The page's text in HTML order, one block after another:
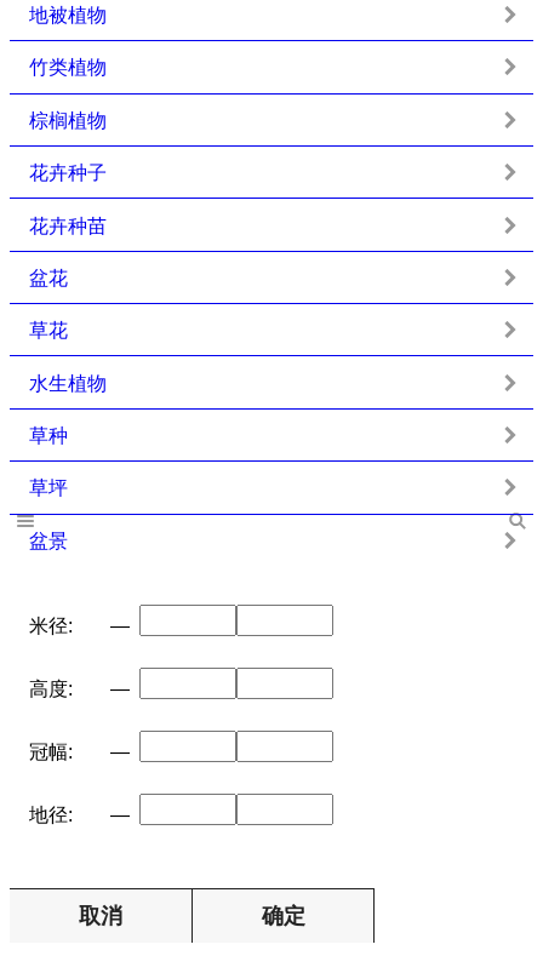
地被植物
竹类植物
棕榈植物
花卉种子
花卉种苗
盆花
草花
水生植物
草种
草坪
盆景
米径: —
高度: —
冠幅: —
地径: —
取消 确定